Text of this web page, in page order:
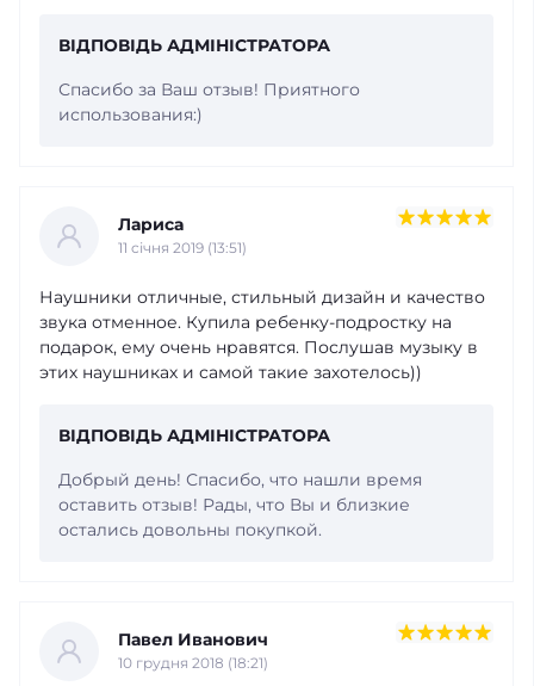
ВІДПОВІДЬ АДМІНІСТРАТОРА
Спасибо за Ваш отзыв! Приятного
использования:)
Лариса
11 cічня 2019 (13:51)
Наушники отличные, стильный дизайн и качество
звука отменное. Купила ребенку-подростку на
подарок, ему очень нравятся. Послушав музыку в
этих наушниках и самой такие захотелось))
ВІДПОВІДЬ АДМІНІСТРАТОРА
Добрый день! Спасибо, что нашли время
оставить отзыв! Рады, что Вы и близкие
остались довольны покупкой.
Павел Иванович
10 грудня 2018 (18:21)